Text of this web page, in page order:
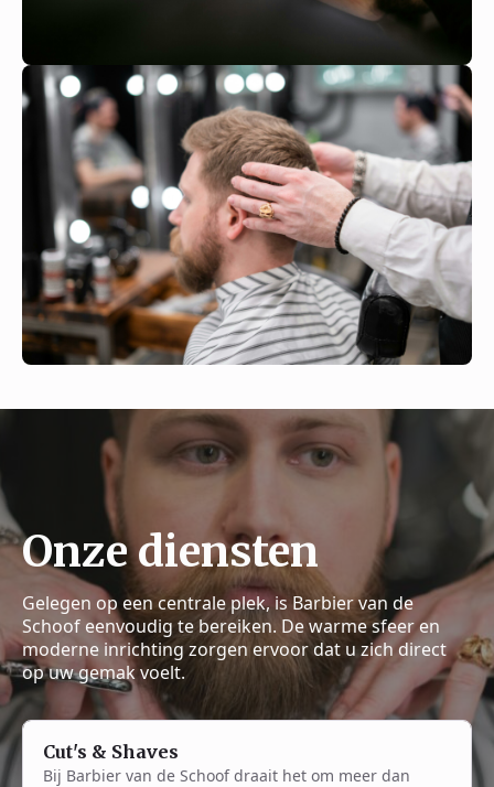
Onze diensten
Gelegen op een centrale plek, is Barbier van de
Schoof eenvoudig te bereiken. De warme sfeer en
moderne inrichting zorgen ervoor dat u zich direct
op uw gemak voelt.
Cut's & Shaves
Bij Barbier van de Schoof draait het om meer dan